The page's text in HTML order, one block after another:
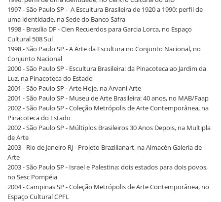
1997 - São Paulo SP - A Escultura Brasileira de 1920 a 1990: perfil de
uma identidade, na Sede do Banco Safra
1998 - Brasília DF - Cien Recuerdos para Garcia Lorca, no Espaço
Cultural 508 Sul
1998 - São Paulo SP - A Arte da Escultura no Conjunto Nacional, no
Conjunto Nacional
2000 - São Paulo SP - Escultura Brasileira: da Pinacoteca ao Jardim da
Luz, na Pinacoteca do Estado
2001 - São Paulo SP - Arte Hoje, na Arvani Arte
2001 - São Paulo SP - Museu de Arte Brasileira: 40 anos, no MAB/Faap
2002 - São Paulo SP - Coleção Metrópolis de Arte Contemporânea, na
Pinacoteca do Estado
2002 - São Paulo SP - Múltiplos Brasileiros 30 Anos Depois, na Multipla
de Arte
2003 - Rio de Janeiro RJ - Projeto Brazilianart, na Almacén Galeria de
Arte
2003 - São Paulo SP - Israel e Palestina: dois estados para dois povos,
no Sesc Pompéia
2004 - Campinas SP - Coleção Metrópolis de Arte Contemporânea, no
Espaço Cultural CPFL